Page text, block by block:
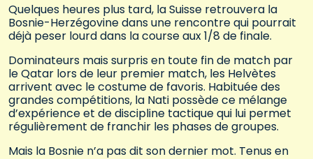
Quelques heures plus tard, la Suisse retrouvera la
Bosnie-Herzégovine dans une rencontre qui pourrait
déjà peser lourd dans la course aux 1/8 de finale.
Dominateurs mais surpris en toute fin de match par
le Qatar lors de leur premier match, les Helvètes
arrivent avec le costume de favoris. Habituée des
grandes compétitions, la Nati possède ce mélange
d’expérience et de discipline tactique qui lui permet
régulièrement de franchir les phases de groupes.
Mais la Bosnie n’a pas dit son dernier mot. Tenus en